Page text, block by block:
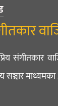
संगीतकार
सञ्चार